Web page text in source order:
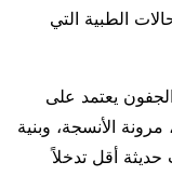
الطبية التي
يعتمد على
الأنسجة، وبنية
أقل تدخلاً